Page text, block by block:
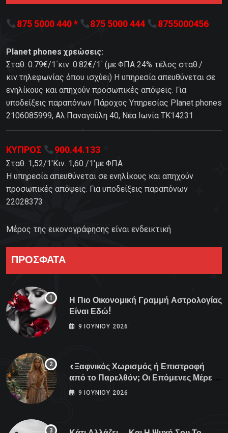
875 5000 440 * 875 5000 444 8755000456
Planet phones χρεώσεις:
Σταθ. 0.79€/1΄κιν. 0.82€/1΄ (με ΦΠΑ 24% τέλος σταθ./
κιν.τηλεφωνίας όπου ισχύει) Η υπηρεσία απευθύνεται σε
ενηλίκους και απηχούν προσωπικές απόψεις. Για
υποδείξεις παραπόνων Πάροχος Υπηρεσίας Planet phones
2106085999, Αλ.Παναγούλη 40, Νέα Ιωνία TK14231
ΚΥΠΡΟΣ 900.44.133
Σταθ. 1,52/1'Κιν. 1,60 /1'με ΦΠΑ
Η υπηρεσία απευθύνεται σε ενηλίκους και απηχούν
προσωπικές απόψεις. Για υποδείξεις παραπόνων
22028373
Μέρος της εικονογράφησης είναι ενδεικτική
ΠΡΟΣΦΑΤΑ
Η Πιο Οικονομική Γραμμή Αστρολογίας
Είναι Εδώ!
9 ΙΟΥΝΊΟΥ 2026
«Ξαφνικός Χωρισμός ή Επιστροφή
από το Παρελθόν; Οι Επόμενες Μέρες
Κρύβουν ΣΟΚ για αυτά τα Ζώδια»
9 ΙΟΥΝΊΟΥ 2026